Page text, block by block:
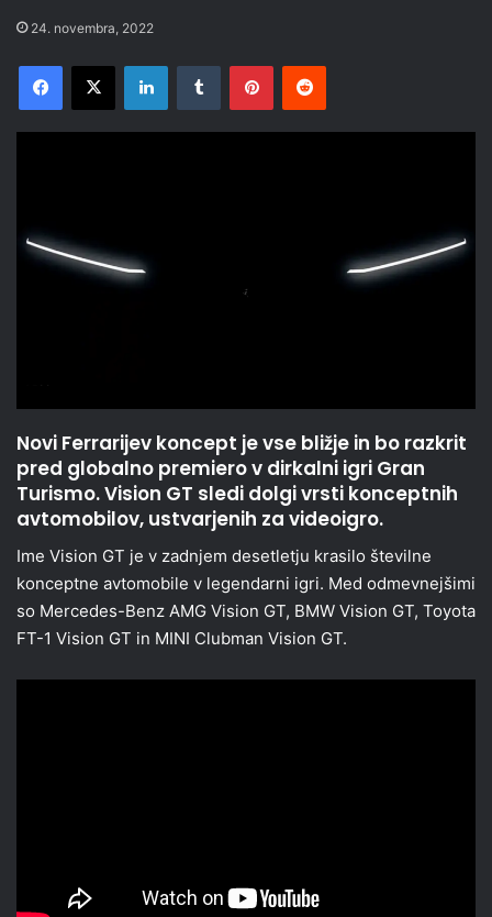
24. novembra, 2022
Facebook
X LinkedInTumblr PinterestReddit
Novi Ferrarijev koncept je vse bližje in bo razkrit
pred globalno premiero v dirkalni igri Gran
Turismo. Vision GT sledi dolgi vrsti konceptnih
avtomobilov, ustvarjenih za videoigro.
Ime Vision GT je v zadnjem desetletju krasilo številne
konceptne avtomobile v legendarni igri. Med odmevnejšimi
so Mercedes-Benz AMG Vision GT, BMW Vision GT, Toyota
FT-1 Vision GT in MINI Clubman Vision GT.